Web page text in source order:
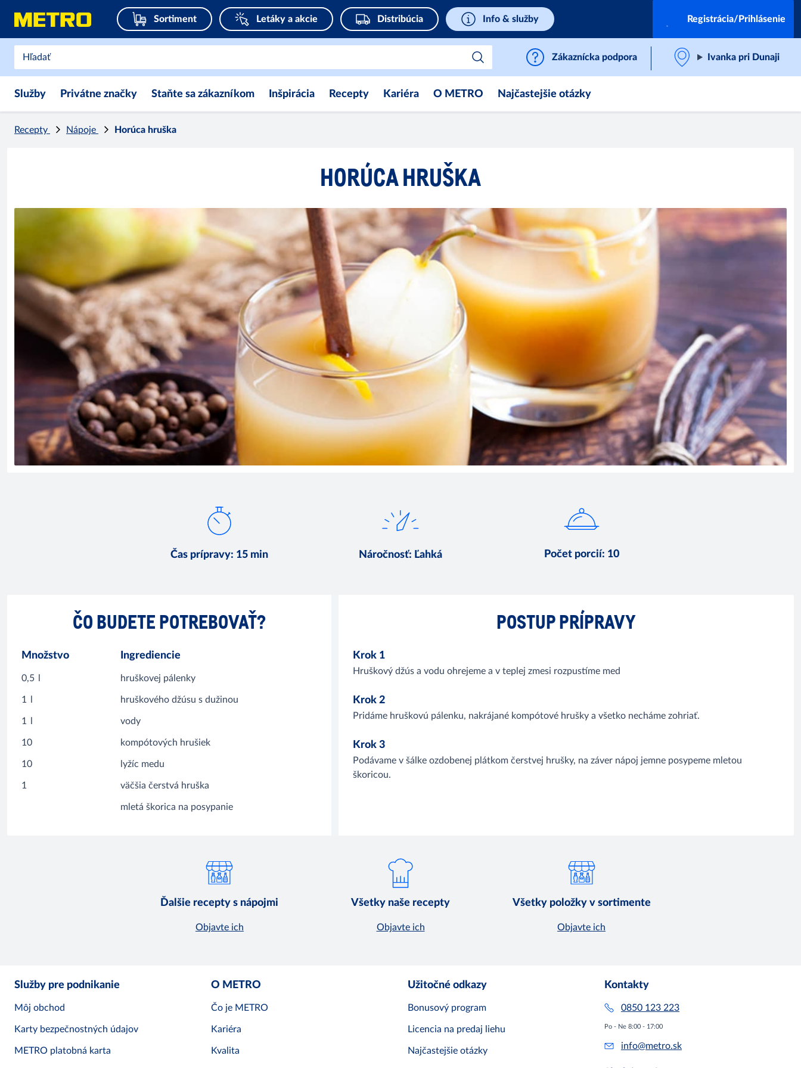
Sortiment Letáky a akcie Distribúcia Info & služby Registrácia/Prihlásenie
Zákaznícka podpora Ivanka pri Dunaji
Služby Privátne značky Staňte sa zákazníkom Inšpirácia Recepty Kariéra O METRO Najčastejšie otázky
Recepty Nápoje Horúca hruška
HORÚCA HRUŠKA
Čas prípravy: 15 min Náročnosť: Ľahká Počet porcií: 10
ČO BUDETE POTREBOVAŤ?
Množstvo Ingrediencie
0,5 hruškovej pálenky
1 hruškového džúsu s dužinou
1 vody
10 kompótových hrušiek
10 lyžíc medu
1 väčšia čerstvá hruška
mletá škorica na posypanie
POSTUP PRÍPRAVY
Krok 1
Hruškový džús a vodu ohrejeme a v teplej zmesi rozpustíme med
Krok 2
Pridáme hruškovú pálenku, nakrájané kompótové hrušky a všetko necháme zohriať.
Krok 3
Podávame v šálke ozdobenej plátkom čerstvej hrušky, na záver nápoj jemne posypeme mletou
škoricou.
Ďalšie recepty s nápojmi
Objavte ich
Všetky naše recepty
Objavte ich
Všetky položky v sortimente
Objavte ich
Služby pre podnikanie
Môj obchod
Karty bezpečnostných údajov
METRO platobná karta
O METRO
Čo je METRO
Kariéra
Kvalita
Užitočné odkazy
Bonusový program
Licencia na predaj liehu
Najčastejšie otázky
Kontakty
0850 123 223
Po - Ne 8:00 - 17:00
info@metro.sk